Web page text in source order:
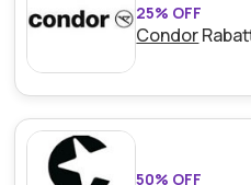
25% OFF
Condor
50% OFF